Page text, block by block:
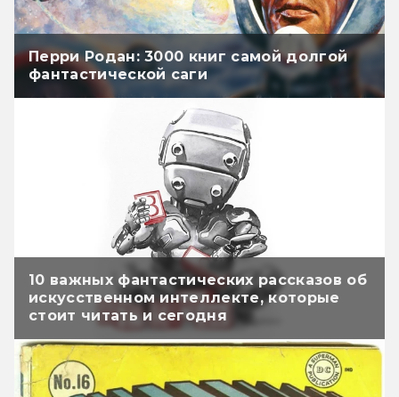
Перри Родан: 3000 книг самой долгой
фантастической саги
10 важных фантастических рассказов об
искусственном интеллекте, которые
стоит читать и сегодня